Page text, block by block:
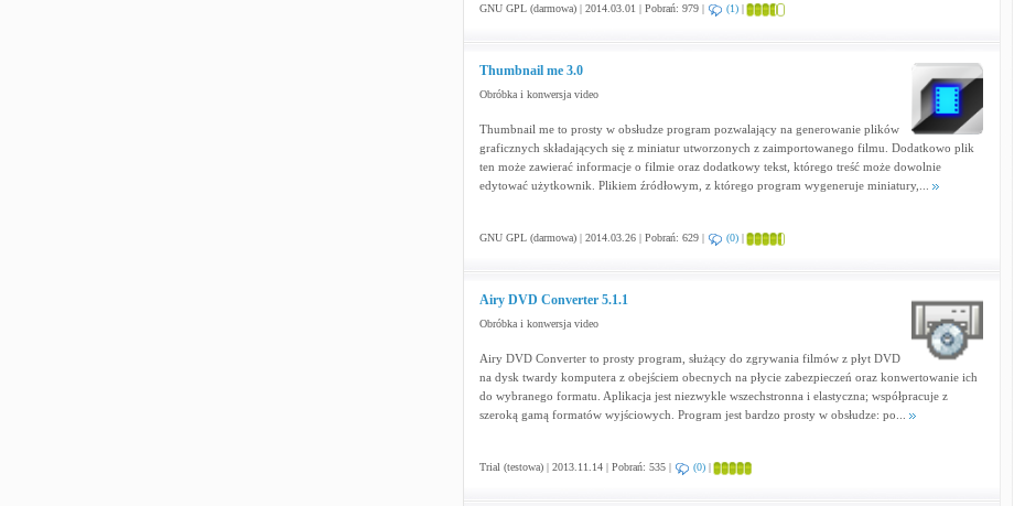
GNU GPL (darmowa) | 2014.03.01 | Pobrań: 979 | (1)|
Thumbnail me 3.0
Obróbka i konwersja video
Thumbnail me to prosty w obsłudze program pozwalający na generowanie plików
graficznych składających się z miniatur utworzonych z zaimportowanego filmu. Dodatkowo plik
ten może zawierać informacje o filmie oraz dodatkowy tekst, którego treść może dowolnie
edytować użytkownik. Plikiem źródłowym, z którego program wygeneruje miniatury,...
GNU GPL (darmowa) | 2014.03.26 | Pobrań: 629 | (0)|
Airy DVD Converter 5.1.1
Obróbka i konwersja video
Airy DVD Converter to prosty program, służący do zgrywania filmów z płyt DVD
na dysk twardy komputera z obejściem obecnych na płycie zabezpieczeń oraz konwertowanie ich
do wybranego formatu. Aplikacja jest niezwykle wszechstronna i elastyczna; współpracuje z
szeroką gamą formatów wyjściowych. Program jest bardzo prosty w obsłudze: po...
Trial (testowa) | 2013.11.14 | Pobrań: 535 | (0)|